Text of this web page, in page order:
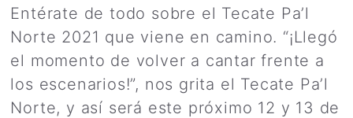
Entérate de todo sobre el Tecate Pa’l
Norte 2021 que viene en camino. “¡Llegó
el momento de volver a cantar frente a
los escenarios!”, nos grita el Tecate Pa’l
Norte, y así será este próximo 12 y 13 de